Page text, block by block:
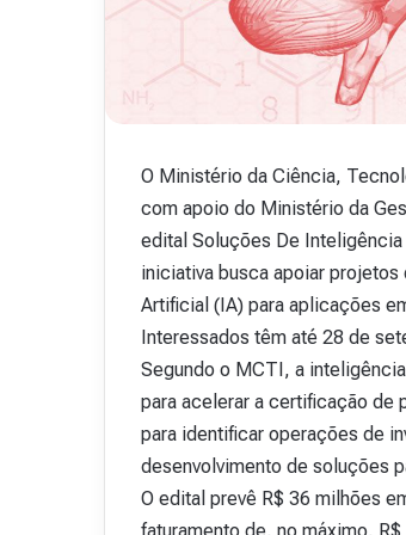
O Ministério da Ciência,
com apoio do Ministério da
edital Soluções De
iniciativa busca apoiar
Artificial (IA) para aplicações
Interessados têm até 28 de
Segundo o MCTI, a
para acelerar a certificação de
para identificar operações de
desenvolvimento de soluções
O edital prevê R$ 36 milhões
v
i
s
t
b
a
n
e
4
8